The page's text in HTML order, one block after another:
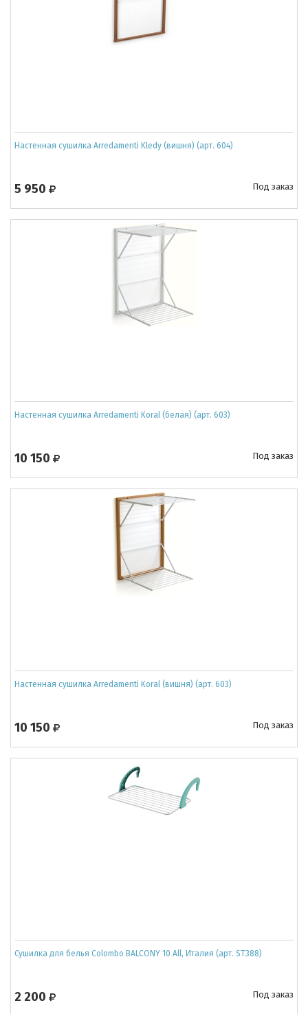
Настенная сушилка Arredamenti Kledy (вишня) (арт. 604)
5 950 Под заказ
Настенная сушилка Arredamenti Koral (белая) (арт. 603)
10 150 Под заказ
Настенная сушилка Arredamenti Koral (вишня) (арт. 603)
10 150 Под заказ
Сушилка для белья Colombo BALCONY 10 All, Италия (арт. ST388)
2 200 Под заказ